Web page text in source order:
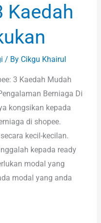
Kaedah
/ By Cikgu Khairul
3 Kaedah Mudah
Berniaga Di
kongsikan kepada
di shopee.
kecil-kecilan.
kepada ready
modal yang
modal yang anda